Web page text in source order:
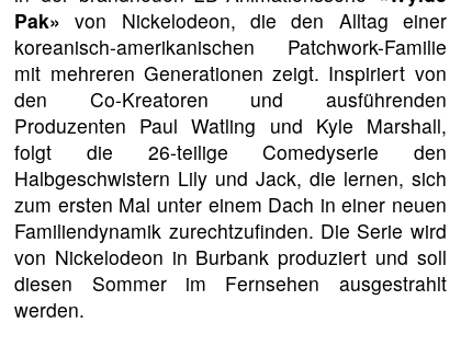
Pak» von Nickelodeon, die den Alltag einer
koreanisch-amerikanischen Patchwork-Familie
mit mehreren Generationen zeigt. Inspiriert von
den Co-Kreatoren und ausführenden
Produzenten Paul Watling und Kyle Marshall,
folgt die 26-teilige Comedyserie den
Halbgeschwistern Lily und Jack, die lernen, sich
zum ersten Mal unter einem Dach in einer neuen
Familiendynamik zurechtzufinden. Die Serie wird
von Nickelodeon in Burbank produziert und soll
diesen Sommer im Fernsehen ausgestrahlt
werden.